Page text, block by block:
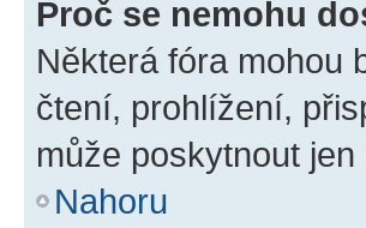
Proč se nemohu
Některá fóra mohou
čtení, prohlížení,
může poskytnout
Nahoru